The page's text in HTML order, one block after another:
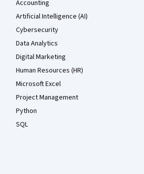
Accounting
Artificial Intelligence (AI)
Cybersecurity
Data Analytics
Digital Marketing
Human Resources (HR)
Microsoft Excel
Project Management
Python
SQL